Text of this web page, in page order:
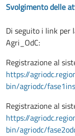
Svolgimento delle
Di seguito i link per
Agri_OdC:
Registrazione al
https://
bin/agriodc/
Registrazione al
https://
bin/agriodc/